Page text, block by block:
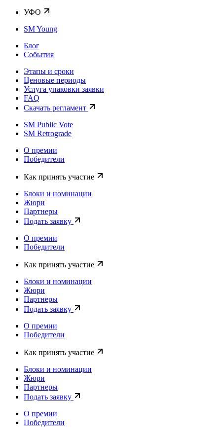
УФО
SM Young
Блог
События
Этапы и сроки
Ценовые периоды
Услуга упаковки заявки
FAQ
Скачать регламент
SM Public Vote
SM Retrograde
О премии
Победители
Как принять участие
Блоки и номинации
Жюри
Партнеры
Подать заявку
О премии
Победители
Как принять участие
Блоки и номинации
Жюри
Партнеры
Подать заявку
О премии
Победители
Как принять участие
Блоки и номинации
Жюри
Партнеры
Подать заявку
О премии
Победители